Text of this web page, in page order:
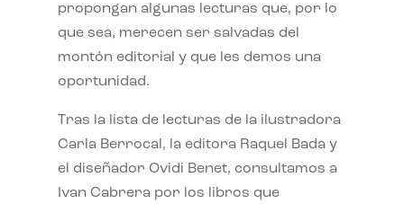
propongan algunas lecturas que, por lo
que sea, merecen ser salvadas del
montón editorial y que les demos una
oportunidad.
Tras la lista de lecturas de la ilustradora
Carla Berrocal, la editora Raquel Bada y
el diseñador Ovidi Benet, consultamos a
Ivan Cabrera por los libros que